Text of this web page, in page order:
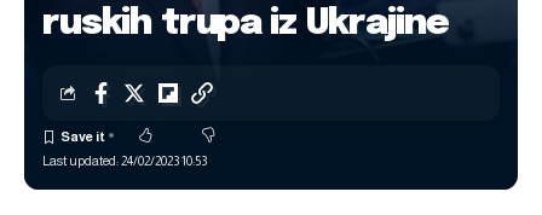
ruskih trupa iz Ukrajine
Last updated: 24/02/2023 10:53